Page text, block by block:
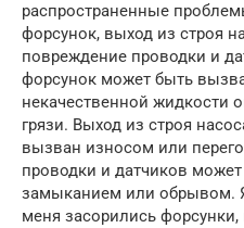
распространенные
форсунок, выход из строя
повреждение проводки и
форсунок может быть
некачественной жидкости
грязи. Выход из строя
вызван износом или
проводки и датчиков
замыканием или обрывом.
меня засорились